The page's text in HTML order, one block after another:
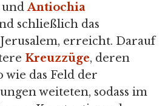
undAntiochia
schließlich das
erreicht. Darauf
Kreuzzüge, deren
wie das Feld der
weiteten, sodass im